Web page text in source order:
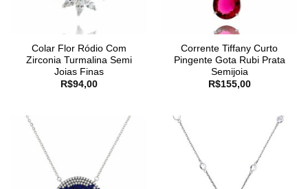
Colar Flor Ródio Com
Zirconia Turmalina Semi
Joias Finas
R$94,00
Corrente Tiffany Curto
Pingente Gota Rubi Prata
Semijoia
R$155,00